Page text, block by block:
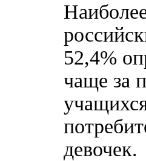
52,4%
чаще за
девочек.